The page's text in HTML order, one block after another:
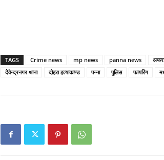
TAGS Crime news mp news panna news
देवेन्द्रनगर थाना
दोहरा हत्याकाण्ड पन्ना पुलिस फायरिंग